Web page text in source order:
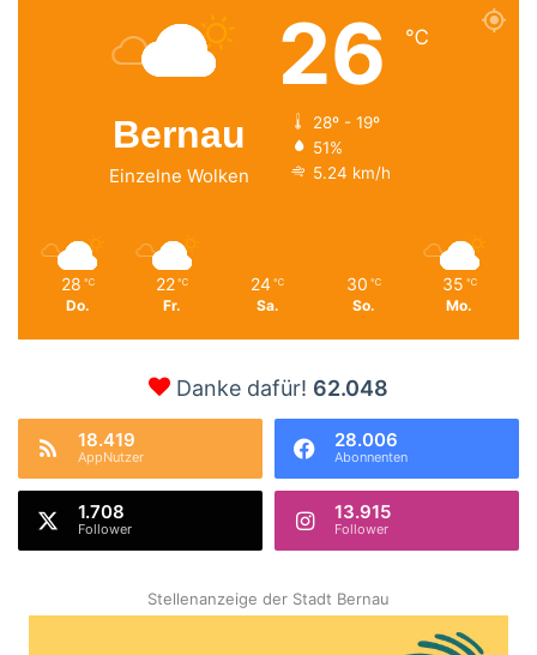
Bernau
Einzelne Wolken
26 ℃
28º - 19º
51%
5.24 km/h
28 ℃
Do.
22 ℃
Fr.
24 ℃
Sa.
30 ℃
So.
35 ℃
Mo.
Danke dafür! 62.048
18.419
AppNutzer
28.006
Abonnenten
1.708
Follower
13.915
Follower
Stellenanzeige der Stadt Bernau